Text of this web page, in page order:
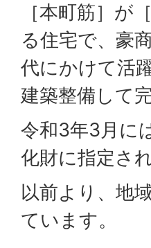
［本町筋］が
る住宅で、豪
代にかけて活
建築整備して
令和3年3月に
化財に指定さ
以前より、地
ています。